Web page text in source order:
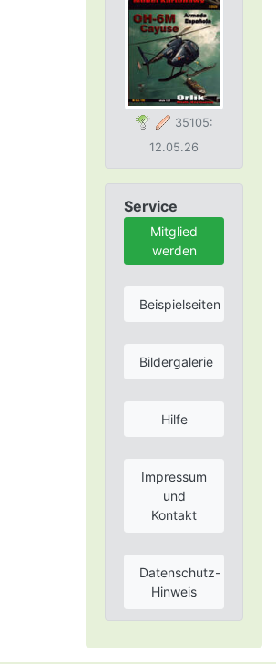
35105:
12.05.26
Service
Mitglied
werden
Beispielseiten
Bildergalerie
Hilfe
Impressum
und
Kontakt
Datenschutz-
Hinweis